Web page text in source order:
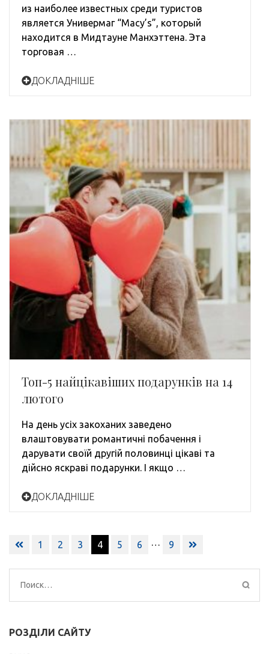
из наиболее известных среди туристов
является Универмаг “Macy’s”, который
находится в Мидтауне Манхэттена. Эта
торговая …
ДОКЛАДНІШЕ
Топ-5 найцікавіших подарунків на 14
лютого
На день усіх закоханих заведено
влаштовувати романтичні побачення і
дарувати своїй другій половинці цікаві та
дійсно яскраві подарунки. І якщо …
ДОКЛАДНІШЕ
Навигация
записям
1 2 3 4 5 6 … 9
Найти:
РОЗДІЛИ САЙТУ